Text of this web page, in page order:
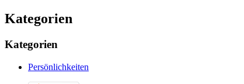
Kategorien
Kategorien
Persönlichkeiten